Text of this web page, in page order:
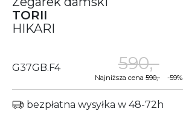
TORII
HIKARI
G37GB.F4 590,-
Najniższa cena 590,- -59%
bezpłatna wysyłka w 48-72h